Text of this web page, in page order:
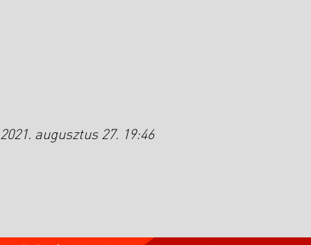
2021. augusztus 27. 19:46